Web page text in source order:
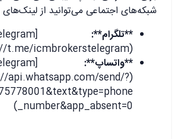
شبکه‌های اجتماعی می‌توانید از لینک‌های
**تلگرام**:
(https://t.me/icmbrokerstelegram)
**واتساپ**:
api.whatsapp.com/send/?
_number&app_absent=0)